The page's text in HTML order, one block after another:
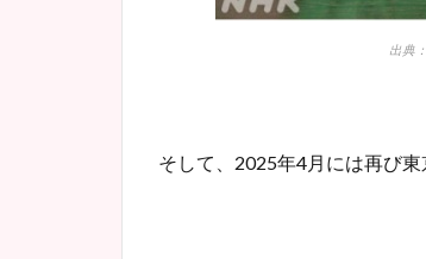
出典
そして、2025年4月には再び東